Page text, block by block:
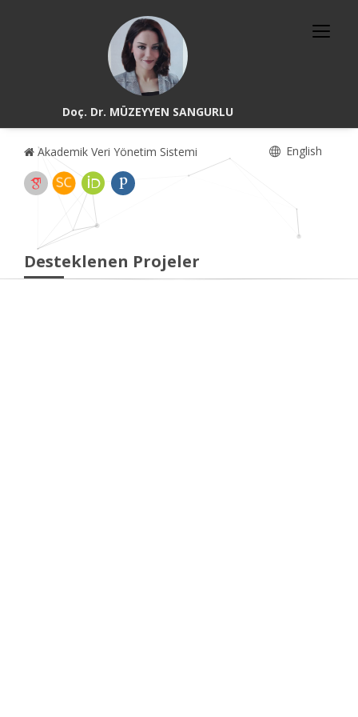
Doç. Dr. MÜZEYYEN SANGURLU
Akademik Veri Yönetim Sistemi English
Desteklenen Projeler